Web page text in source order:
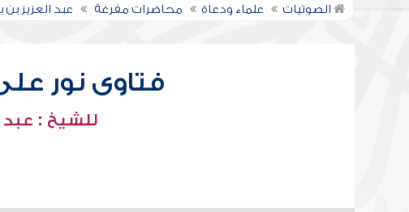
الصوتيات علماء ودعاة محاضرات مفرغة عبد العزيز بن
فتاوى نور على
للشيخ : عبد